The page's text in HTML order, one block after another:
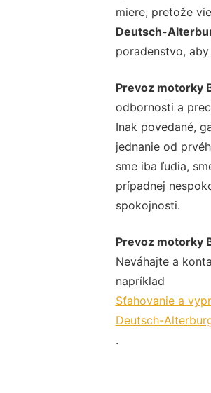
miere, pretože
Deutsch-
poradenstvo,
Prevoz motorky
odbornosti a
Inak povedané,
jednanie od
sme iba ľudia,
prípadnej
spokojnosti.
Prevoz motorky
Neváhajte a
napríklad
Sťahovanie a
Deutsch-
.